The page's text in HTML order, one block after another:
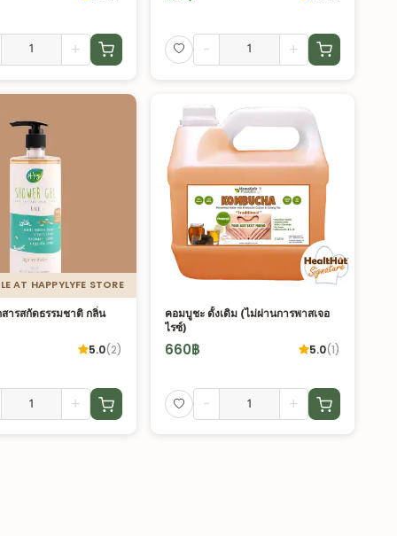
+ - +
AT HAPPYLYFE STORE
สารสกัดธรรมชาติ กลิ่น
5.0(2)
+
คอมบูชะ ดั้งเดิม (ไม่ผ่านการพาสเจอ
ไรซ์)
660฿ 5.0(1)
- +